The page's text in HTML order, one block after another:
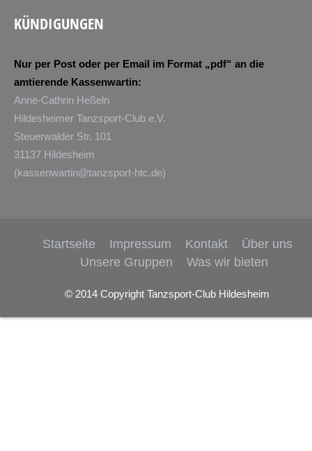
KÜNDIGUNGEN
Nur per Post oder per Email im Format „pdf“ an die
amtierende Kassenwartin:
Anne-Cathrin Heßeln
Hildesheimer Tanzsport-Club e.V.
Steuerwalder Str. 101
31137 Hildesheim
(kassenwartin@tanzsport-htc.de)
Startseite Impressum Kontakt
Über uns
Unsere Gruppen
Was wir bieten
© 2014 Copyright Tanzsport-Club Hildesheim